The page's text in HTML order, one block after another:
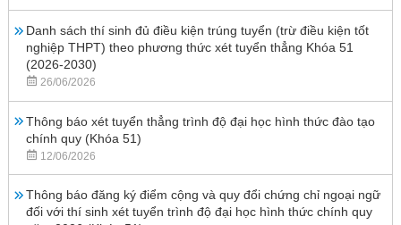
Danh sách thí sinh đủ điều kiện trúng tuyển (trừ điều kiện tốt
nghiệp THPT) theo phương thức xét tuyển thẳng Khóa 51
(2026-2030)
26/06/2026
Thông báo xét tuyển thẳng trình độ đại học hình thức đào tạo
chính quy (Khóa 51)
12/06/2026
Thông báo đăng ký điểm cộng và quy đổi chứng chỉ ngoại ngữ
đối với thí sinh xét tuyển trình độ đại học hình thức chính quy